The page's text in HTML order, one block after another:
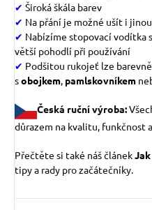
✔ Široká škála barev
✔ Na přání je možné ušít i
✔ Nabízíme stopovací vodítka
větší pohodlí při používání
✔ Podšitou rukojeť lze
sobojkem, pamlskovníkem
Česká ruční výroba:
důrazem na kvalitu, funkčnost
Přečtěte si také náš článek
tipy a rady pro začátečníky.